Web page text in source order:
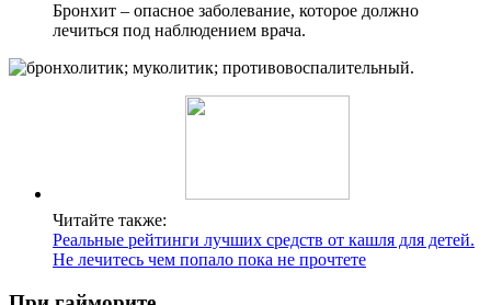
Бронхит – опасное заболевание, которое должно
лечиться под наблюдением врача.
Читайте также:
Реальные рейтинги лучших средств от кашля для детей.
Не лечитесь чем попало пока не прочтете